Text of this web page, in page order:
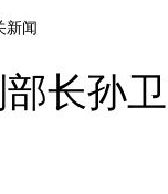
新闻
长孙